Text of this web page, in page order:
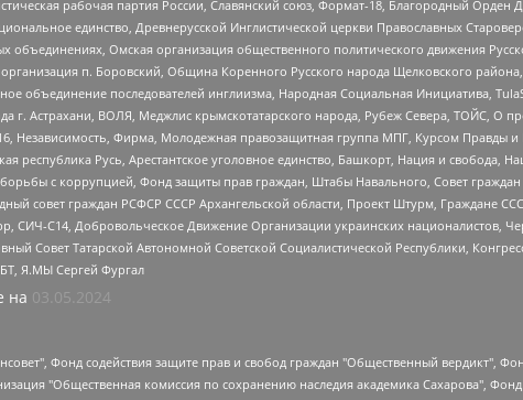
рабочая партия России, Славянский союз, Формат-18, Благородный
единство, Древнерусской Инглистической церкви Православных
объединениях, Омская организация общественного политического движения
п. Боровский, Община Коренного Русского народа Щелковского
объединение последователей инглиизма, Народная Социальная Инициатива,
Астрахани, ВОЛЯ, Меджлис крымскотатарского народа, Рубеж Севера, ТОЙС, О
Независимость, Фирма, Молодежная правозащитная группа МПГ, Курсом Правды
республика Русь, Арестантское уголовное единство, Башкорт, Нация и свобода,
с коррупцией, Фонд защиты прав граждан, Штабы Навального, Совет граждан
совет граждан РСФСР СССР Архангельской области, Проект Штурм, Граждане
СИЧ-С14, Добровольческое Движение Организации украинских националистов,
Совет Татарской Автономной Советской Социалистической Республики,
Я.МЫ Сергей Фургал
на 03.05.2024
с проблемой насилия "НАСИЛИЮ.НЕТ", Межрегиональный профессиональный союз работников здравоохранения "Альянс врачей", Юридическое лицо, зарегистрированное в Латвийской Республике, SIA "Medusa Project" (регистрационный номер 40103797863, дата регистрации 10.06.2014), Некоммерческая организация "Фонд по борьбе с коррупцией", Автономная некоммерческая организация "Институт права и публичной политики", Баданин Роман Сергеевич, Гликин Максим Александрович, Железнова Мария Михайловна, Лукьянова Юлия Сергеевна, Маетная Елизавета Витальевна, Маняхин Петр Борисович, Чуракова Ольга Владимировна, Ярош Юлия Петровна, Юридическое лицо "The Insider SIA", зарегистрированное в Риге, Латвийская Республика (дата регистрации 26.06.2015), являющееся администратором доменного имени интернет-издания "The Insider SIA", https://theins.ru, Постернак Алексей Евгеньевич, Рубин Михаил Аркадьевич, Анин Роман Александрович, Юридическое лицо Istories fonds, зарегистрированное в Латвийской Республике (регистрационный номер 50008295751, дата регистрации 24.02.2020), Великовский Дмитрий Александрович, Долинина Ирина Николаевна, Мароховская Алеся Алексеевна, Шлейнов Роман Юрьевич, Шмагун Олеся Валентиновна, Общество с ограниченной ответственностью "Альтаир 2021", Общество с ограниченной ответственностью "Вега 2021", Общество с ограниченной ответственностью "Главный редактор 2021", Общество с ограниченной ответственностью "Ромашки монолит", Важенков Артем Валерьевич, Ивановская областная общественная организация "Центр гендерных исследований", Гурман Юрий Альбертович, Медиапроект "ОВД-Инфо", Егоров Владимир Владимирович, Жилинский Владимир Александрович, Общество с ограниченной ответственностью "ЗП", Иванова София Юрьевна, Карезина Инна Павловна, Кильтау Екатерина Викторовна, Петров Алексей Викторович, Пискунов Сергей Евгеньевич, Смирнов Сергей Сергеевич, Тихонов Михаил Сергеевич, Общество с ограниченной ответственностью "ЖУРНАЛИСТ-ИНОСТРАННЫЙ АГЕНТ", Арапова Галина Юрьевна, Вольтская Татьяна Анатольевна, Американская компания "Mason G.E.S. Anonymous Foundation" (США), являющаяся владельцем интернет-издания https://mnews.world/, Компания "Stichting Bellingcat", зарегистрированная в Нидерландах (дата регистрации 11.07.2018), Захаров Андрей Вячеславович, Клепиковская Екатерина Дмитриевна, Общество с ограниченной ответственностью "МЕМО", Перл Роман Александрович, Симонов Евгений Алексеевич, Соловьева Елена Анатольевна, Сотников Даниил Владимирович, Сурначева Елизавета Дмитриевна, Автономная некоммерческая организация по защите прав человека и информированию населения "Якутия – Наше Мнение", Общество с ограниченной ответственностью "Москоу диджитал медиа", с 26.01.2023 Общество с ограниченной ответственностью "Чайка Белые сады", Ветошкина Валерия Валерьевна, Заговора Максим Александрович, Межрегиональное общественное движение "Российская ЛГБТ - сеть", Оленичев Максим Владимирович, Павлов Иван Юрьевич, Скворцова Елена Сергеевна, Общество с ограниченной ответственностью "Как бы инагент", Кочетков Игорь Викторович, Общество с ограниченной ответственностью "Честные выборы", Еланчик Олег Александрович, Общество с ограниченной ответственностью "Нобелевский призыв", Гималова Регина Эмилевна, Григорьев Андрей Валерьевич, Григорьева Алина Александровна, Ассоциация по содействию защите прав призывников, альтернативнослужащих и военнослужащих "Правозащитная группа "Гражданин.Армия.Право", Хисамова Регина Фаритовна, Автономная некоммерческая организация по реализации социально-правовых программ "Лилит", Дальневосточное общественное движение "Маяк", Санкт-Петербургская ЛГБТ-инициативная группа "Выход",